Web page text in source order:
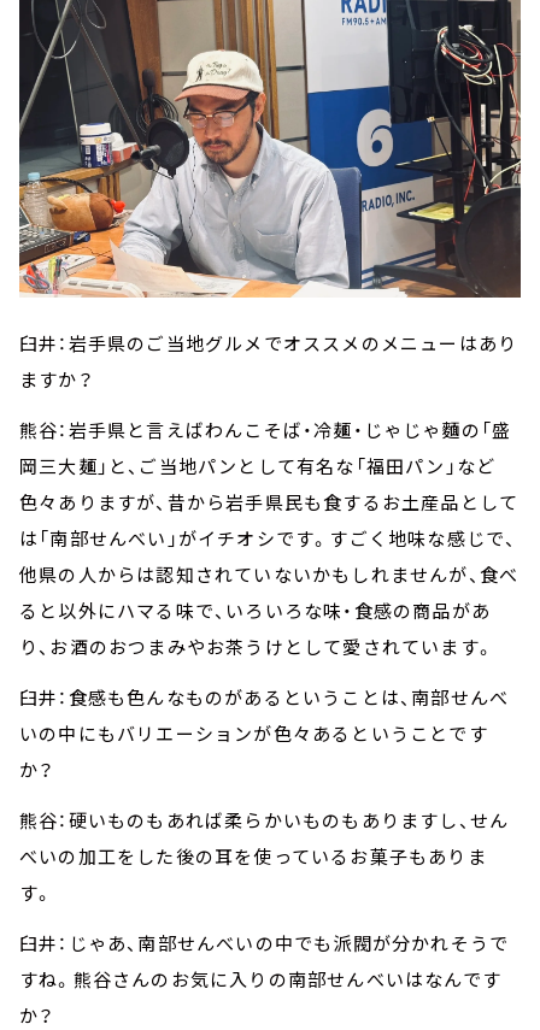
臼井：岩手県のご当地グルメでオススメのメニューはあり
ますか？
熊谷：岩手県と言えばわんこそば・冷麺・じゃじゃ麵の「盛
岡三大麺」と、ご当地パンとして有名な「福田パン」など
色々ありますが、昔から岩手県民も食するお土産品として
は「南部せんべい」がイチオシです。すごく地味な感じで、
他県の人からは認知されていないかもしれませんが、食べ
ると以外にハマる味で、いろいろな味・食感の商品があ
り、お酒のおつまみやお茶うけとして愛されています。
臼井：食感も色んなものがあるということは、南部せんべ
いの中にもバリエーションが色々あるということです
か？
熊谷：硬いものもあれば柔らかいものもありますし、せん
べいの加工をした後の耳を使っているお菓子もありま
す。
臼井：じゃあ、南部せんべいの中でも派閥が分かれそうで
すね。熊谷さんのお気に入りの南部せんべいはなんです
か？